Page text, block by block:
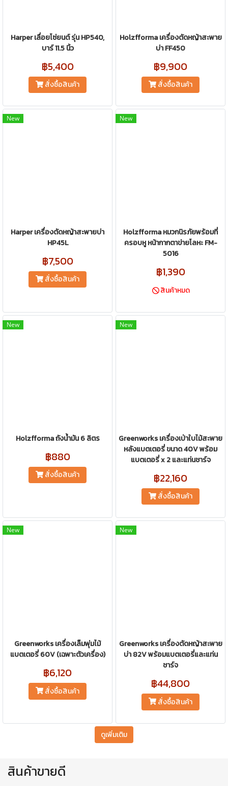
Harper เลื่อยโซ่ยนต์ รุ่น HP540,
บาร์ 11.5 นิ้ว
฿5,400
สั่งซื้อสินค้า
Holzfforma เครื่องตัดหญ้าสะพาย
บ่า FF450
฿9,900
สั่งซื้อสินค้า
New
Harper เครื่องตัดหญ้าสะพายบ่า
HP45L
฿7,500
สั่งซื้อสินค้า
New
Holzfforma หมวกนิรภัยพร้อมที่
ครอบหู หน้ากากตาข่ายโลหะ FM-
5016
฿1,390
สินค้าหมด
New
Holzfforma ถังน้ำมัน 6 ลิตร
฿880
สั่งซื้อสินค้า
New
Greenworks เครื่องเป่าใบไม้สะพาย
หลังแบตเตอรี่ ขนาด 40V พร้อม
แบตเตอรี่ x 2 และแท่นชาร์จ
฿22,160
สั่งซื้อสินค้า
New
Greenworks เครื่องเล็มพุ่มไม้
แบตเตอรี่ 60V (เฉพาะตัวเครื่อง)
฿6,120
สั่งซื้อสินค้า
New
Greenworks เครื่องตัดหญ้าสะพาย
บ่า 82V พร้อมแบตเตอรี่และแท่น
ชาร์จ
฿44,800
สั่งซื้อสินค้า
ดูเพิ่มเติม
สินค้าขายดี